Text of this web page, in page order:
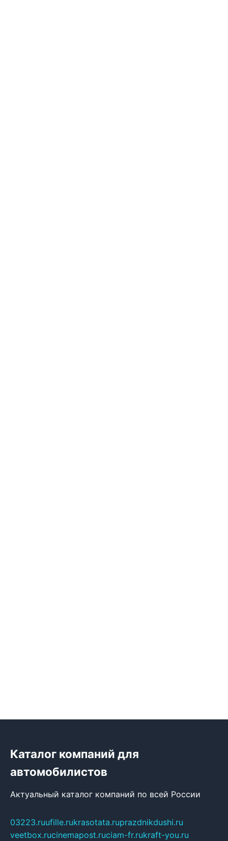
Каталог компаний для
автомобилистов
Актуальный каталог компаний по всей России
03223.ruufille.rukrasotata.ruprazdnikdushi.ru
veetbox.rucinemapost.ruciam-fr.rukraft-you.ru